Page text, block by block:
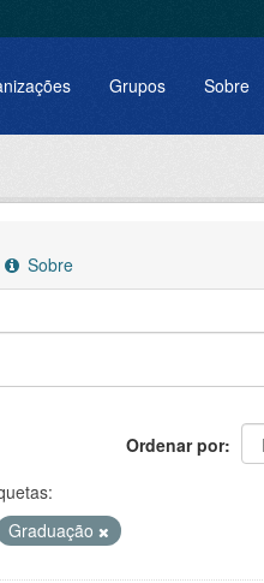
Grupos Sobre
Sobre
Ordenar por
Graduação